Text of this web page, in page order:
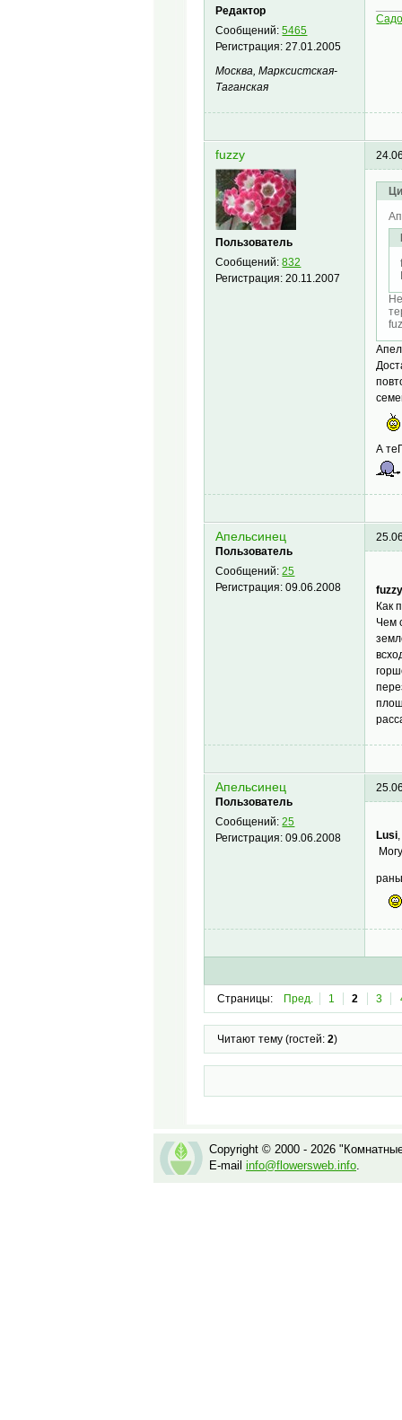
Редактор
Сообщений:5465
Регистрация:27.01.2005
Москва, Марксистская-
Таганская
fuzzy
Пользователь
Сообщений:832
Регистрация:20.11.2007
А
Апельсинец
Пользователь
Сообщений:25
Регистрация:09.06.2008
Как
Чем
Апельсинец
Пользователь
Сообщений:25
Регистрация:09.06.2008 Lusi
Страницы: Пред. 1 2 3
Читают тему (гостей: 2)
Copyright © 2000 - 2026
E-mail info@flowersweb.info.